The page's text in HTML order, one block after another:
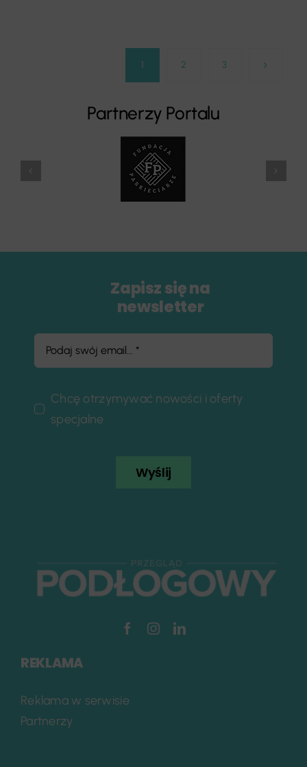
1 2 3
Partnerzy Portalu
Zapisz się na
newsletter
Chcę otrzymywać nowości i oferty
specjalne
Wyślij
REKLAMA
Reklama w serwisie
Partnerzy